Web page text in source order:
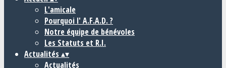
L'amicale
Pourquoi l' A.F.A.D. ?
Notre équipe de bénévoles
Les Statuts et R.I.
Actualités ▴▾
Actualités